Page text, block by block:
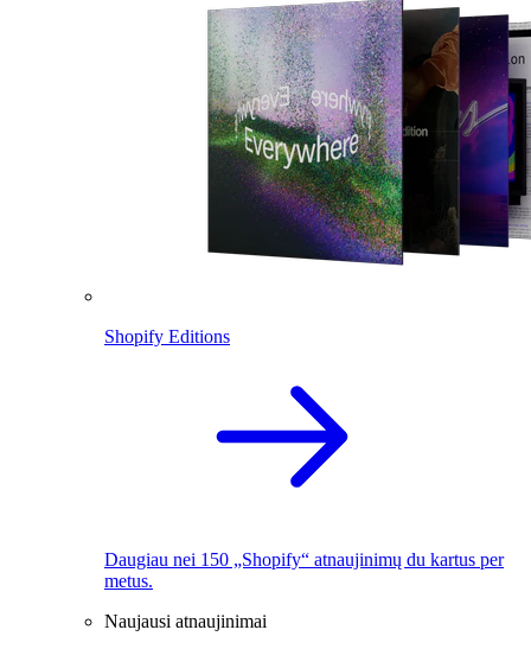
Shopify Editions
Daugiau nei 150 „Shopify“ atnaujinimų du kartus per
metus.
Naujausi atnaujinimai